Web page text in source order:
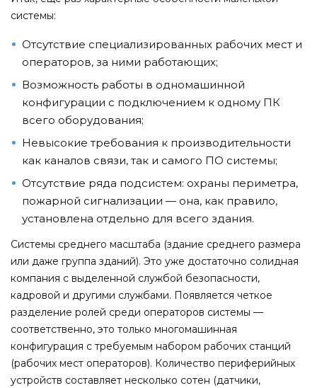
системы:
Отсутствие специализированных рабочих мест и
операторов, за ними работающих;
Возможность работы в одномашинной
конфигурации с подключением к одному ПК
всего оборудования;
Невысокие требования к производительности
как каналов связи, так и самого ПО системы;
Отсутствие ряда подсистем: охраны периметра,
пожарной сигнализации — она, как правило,
установлена отдельно для всего здания.
Системы среднего масштаба (здание среднего размера
или даже группа зданий). Это уже достаточно солидная
компания с выделенной службой безопасности,
кадровой и другими службами. Появляется четкое
разделение ролей среди операторов системы —
соответственно, это только многомашинная
конфигурация с требуемым набором рабочих станций
(рабочих мест операторов). Количество периферийных
устройств составляет несколько сотен (датчики,